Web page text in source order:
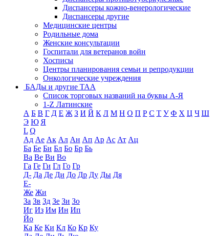
Диспансеры кожно-венерологические
Диспансеры другие
Медицинские центры
Родильные дома
Женские консультации
Госпитали для ветеранов войн
Хосписы
Центры планирования семьи и репродукции
Онкологические учреждения
БАДы и другие ТАА
Список торговых названий на буквы А-Я
1-Z Латинские
А Б В Г Д Е Ж З И Й К Л М Н О П Р С Т У Ф Х Ц Ч Ш
Э Ю Я
L Q
Ад Ае Ак Ал Ан Ап Ар Ас Ат Ац
Ба Бе Би Бл Бо Бр Бь
Ва Ве Ви Во
Га Ге Ги Гл Го Гр
Д- Да Де Ди До Др Ду Ды Дя
Е-
Же Жи
За Зв Зд Зе Зи Зо
Иг Из Им Ин Ип
Йо
Ка Ке Ки Кл Ко Кр Ку